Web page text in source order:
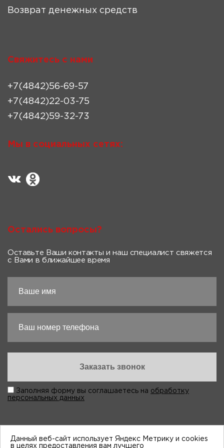
Возврат денежных средств
Свяжитесь с нами
+7(4842)56-69-57
+7(4842)22-03-75
+7(4842)59-32-73
Мы в социальных сетях:
Остались вопросы?
Оставьте Ваши контакты и наш специалист свяжется
с Вами в ближайшее время
Заполняя форму вы соглашаетесь на обработку
персональных данных
Данный веб-сайт использует Яндекс Метрику и cookies
в целях предоставления вам лучшего